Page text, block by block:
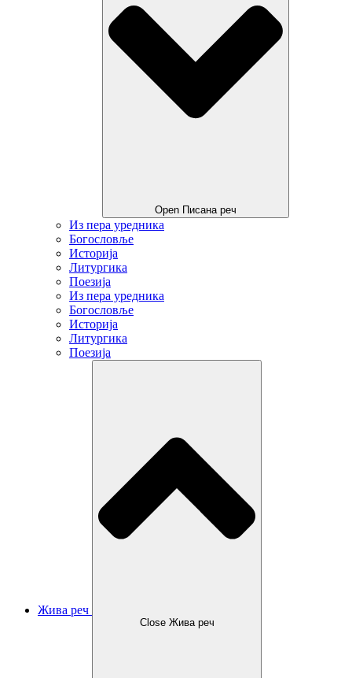
Open Писана реч
Из пера уредника
Богословље
Историја
Литургика
Поезија
Из пера уредника
Богословље
Историја
Литургика
Поезија
Жива реч
Close Жива реч